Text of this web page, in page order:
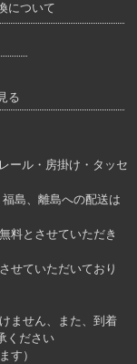
について
る
ール・房掛け・タッセ
島、離島への配送は
料とさせていただき
せていただいており
ません、また、到着
ください
す）